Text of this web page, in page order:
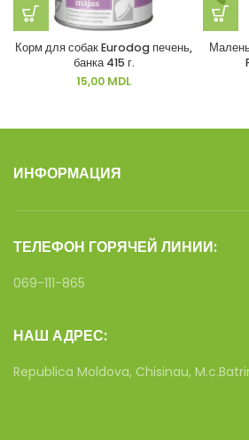
Корм для собак Eurodog печень,
банка 415 г.
15,00 MDL
ИНФОРМАЦИЯ
ТЕЛЕФОН ГОРЯЧЕЙ ЛИНИИ:
069-111-865
НАШ АДРЕС:
Republica Moldova, Chisinau,